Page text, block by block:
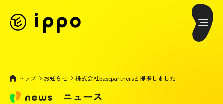
トップ お知らせ 株式会社basepartnersと提携しました
ニュース